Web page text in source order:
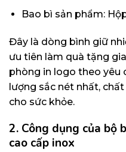
Bao bì sản phẩm:
Đây là dòng bình giữ
ưu tiên làm quà tặng
phòng in logo theo yêu
lượng sắc nét nhất,
cho sức khỏe.
2. Công dụng của bộ
cao cấp inox